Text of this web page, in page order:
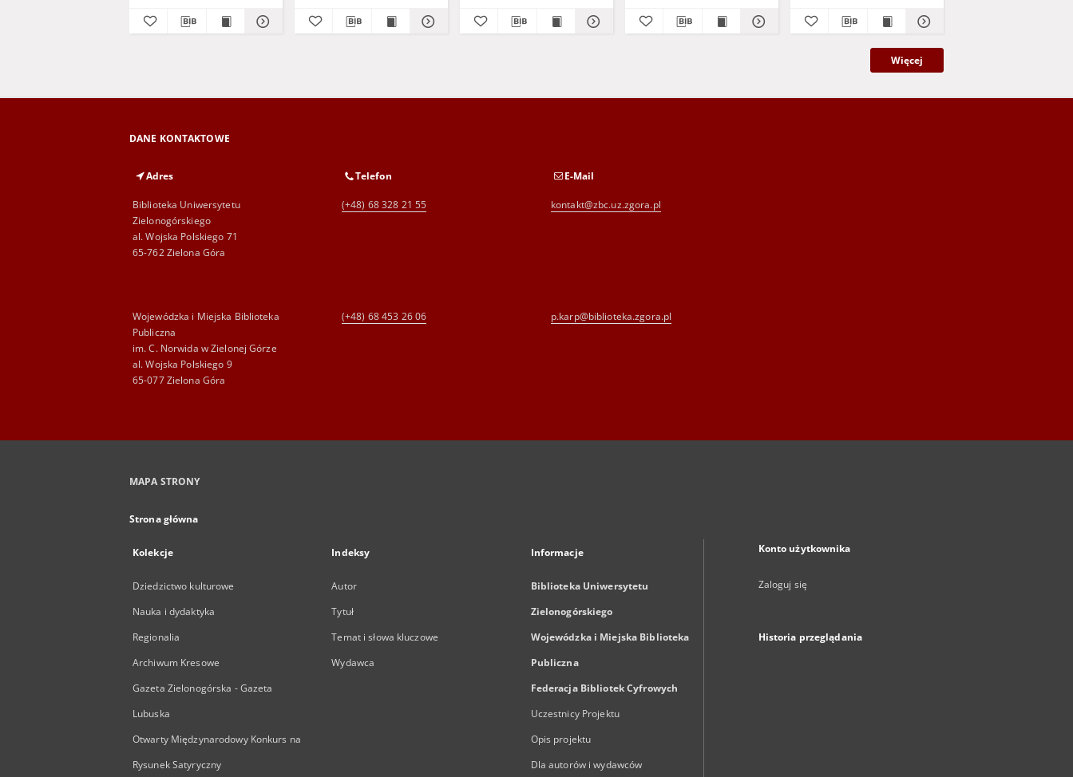
Więcej
DANE KONTAKTOWE
Adres
Biblioteka Uniwersytetu
Zielonogórskiego
al. Wojska Polskiego 71
65-762 Zielona Góra
Telefon
(+48) 68 328 21 55
E-Mail
kontakt@zbc.uz.zgora.pl
Wojewódzka i Miejska Biblioteka
Publiczna
im. C. Norwida w Zielonej Górze
al. Wojska Polskiego 9
65-077 Zielona Góra
(+48) 68 453 26 06 p.karp@biblioteka.zgora.pl
MAPA STRONY
Strona główna
Kolekcje
Dziedzictwo kulturowe
Nauka i dydaktyka
Regionalia
Archiwum Kresowe
Gazeta Zielonogórska - Gazeta
Lubuska
Otwarty Międzynarodowy Konkurs na
Rysunek Satyryczny
Indeksy
Autor
Tytuł
Temat i słowa kluczowe
Wydawca
Informacje
Biblioteka Uniwersytetu
Zielonogórskiego
Wojewódzka i Miejska Biblioteka
Publiczna
Federacja Bibliotek Cyfrowych
Uczestnicy Projektu
Opis projektu
Dla autorów i wydawców
Konto użytkownika
Zaloguj się
Historia przeglądania